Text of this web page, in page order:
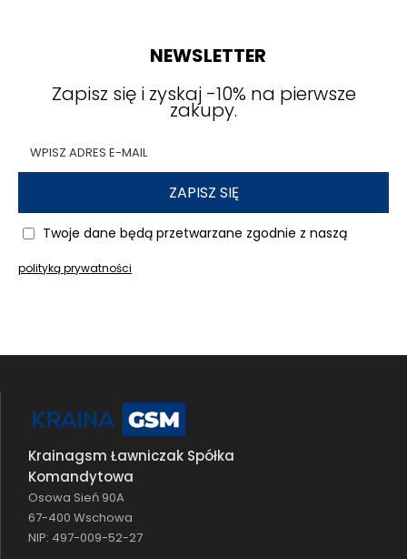
NEWSLETTER
Zapisz się i zyskaj -10% na pierwsze
zakupy.
ZAPISZ SIĘ
Twoje dane będą przetwarzane zgodnie z naszą
polityką prywatności
Krainagsm Ławniczak Spółka
Komandytowa
Osowa Sień 90A
67-400 Wschowa
NIP: 497-009-52-27